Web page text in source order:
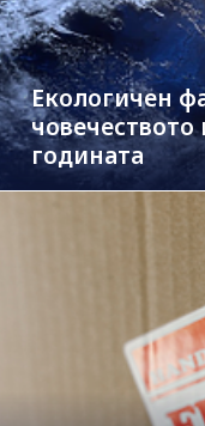
Екологичен
човечеството
годината